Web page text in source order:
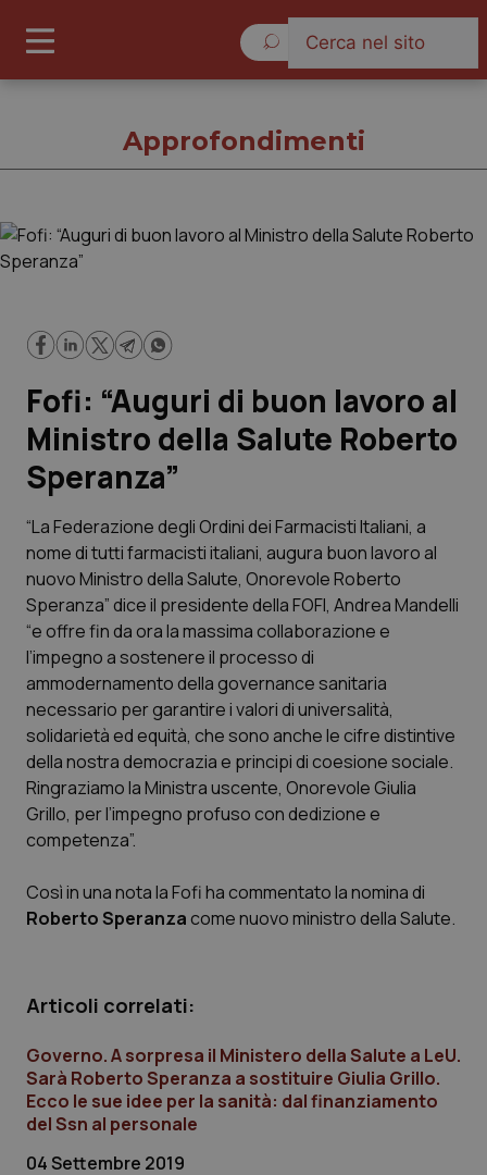
Governo e Parlamento
Regioni e Asl
Lavoro e Professioni
Scienza e Farmaci
Studi e Analisi
Lettere al direttore
Edizioni Regionali
QS Pro
Professionisti Sanitari.AI
Abruzzo
Basilicata
Campania
Emilia-Romagna
Friuli Venezia Giulia
QS Pro Gold
Artrite & artrosi
Car-T
Colesterolo & coronaropatie
Dermatite Atopica
QS Club Newsletter
Approfondimenti
Fofi: “Auguri di buon lavoro al
Ministro della Salute Roberto
Speranza”
“La Federazione degli Ordini dei Farmacisti Italiani, a
nome di tutti farmacisti italiani, augura buon lavoro al
nuovo Ministro della Salute, Onorevole Roberto
Speranza” dice il presidente della FOFI, Andrea Mandelli
“e offre fin da ora la massima collaborazione e
l’impegno a sostenere il processo di
ammodernamento della governance sanitaria
necessario per garantire i valori di universalità,
solidarietà ed equità, che sono anche le cifre distintive
della nostra democrazia e principi di coesione sociale.
Ringraziamo la Ministra uscente, Onorevole Giulia
Grillo, per l’impegno profuso con dedizione e
competenza”.
Così in una nota la Fofi ha commentato la nomina di
Roberto Speranzacome nuovo ministro della Salute.
Articoli correlati:
Governo. A sorpresa il Ministero della Salute a LeU.
Sarà Roberto Speranza a sostituire Giulia Grillo.
Ecco le sue idee per la sanità: dal finanziamento
del Ssn al personale
04 Settembre 2019